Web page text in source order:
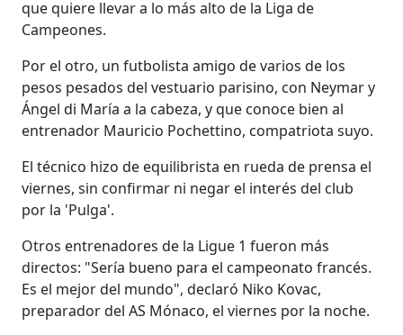
que quiere llevar a lo más alto de la Liga de
Campeones.
Por el otro, un futbolista amigo de varios de los
pesos pesados del vestuario parisino, con Neymar y
Ángel di María a la cabeza, y que conoce bien al
entrenador Mauricio Pochettino, compatriota suyo.
El técnico hizo de equilibrista en rueda de prensa el
viernes, sin confirmar ni negar el interés del club
por la 'Pulga'.
Otros entrenadores de la Ligue 1 fueron más
directos: "Sería bueno para el campeonato francés.
Es el mejor del mundo", declaró Niko Kovac,
preparador del AS Mónaco, el viernes por la noche.